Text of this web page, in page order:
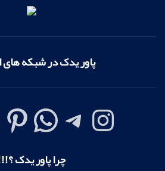
پاور یدک در شبکه های
چرا پاور یدک